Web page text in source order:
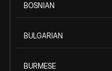
BOSNIAN
BULGARIAN
BURMESE